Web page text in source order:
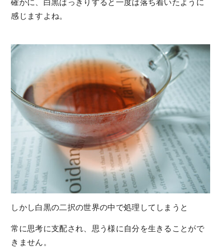
確かに、白黒はっきりすると一度は落ち着いたように
感じますよね。
しかし白黒の二択の世界の中で処理してしまうと
常に思考に支配され、思う様に自分を生きることがで
きません。